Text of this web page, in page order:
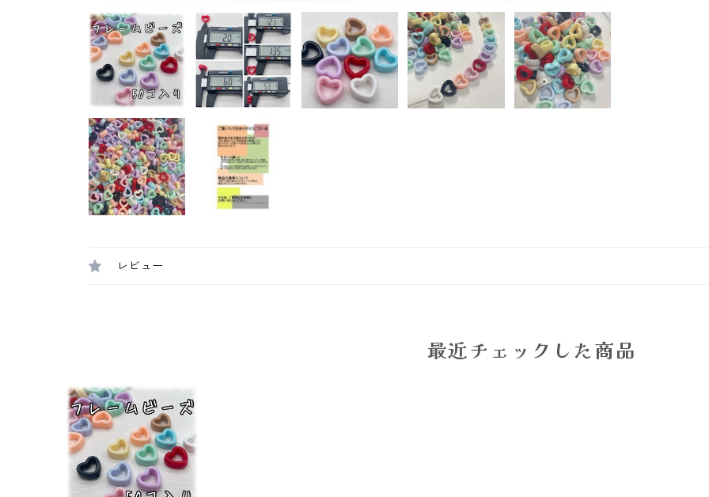
レビュー
最近チェックした商品